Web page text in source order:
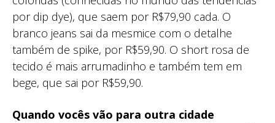
por dip dye), que saem por R$79,90 cada. O
branco jeans sai da mesmice com o detalhe
também de spike, por R$59,90. O short rosa de
tecido é mais arrumadinho e também tem em
bege, que sai por R$59,90.
Quando vocês vão para outra cidade